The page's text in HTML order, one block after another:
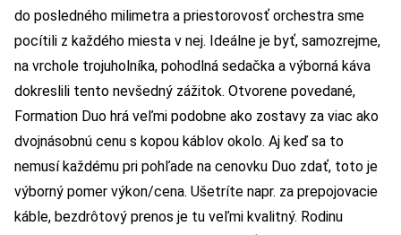
do posledného milimetra a priestorovosť orchestra sme
pocítili z každého miesta v nej. Ideálne je byť, samozrejme,
na vrchole trojuholníka, pohodlná sedačka a výborná káva
dokreslili tento nevšedný zážitok. Otvorene povedané,
Formation Duo hrá veľmi podobne ako zostavy za viac ako
dvojnásobnú cenu s kopou káblov okolo. Aj keď sa to
nemusí každému pri pohľade na cenovku Duo zdať, toto je
výborný pomer výkon/cena. Ušetríte napr. za prepojovacie
káble, bezdrôtový prenos je tu veľmi kvalitný. Rodinu